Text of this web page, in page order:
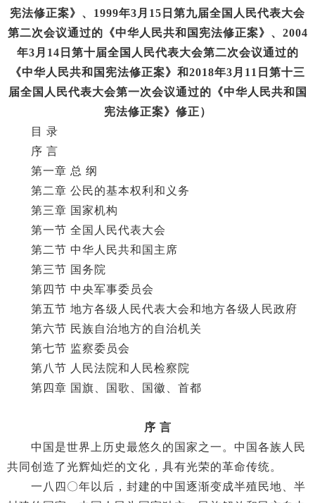
宪法修正案》、1999年3月15日第九届全国人民代表大会
第二次会议通过的《中华人民共和国宪法修正案》、2004
年3月14日第十届全国人民代表大会第二次会议通过的
《中华人民共和国宪法修正案》和2018年3月11日第十三
届全国人民代表大会第一次会议通过的《中华人民共和国
宪法修正案》修正）
目 录
序 言
第一章 总 纲
第二章 公民的基本权利和义务
第三章 国家机构
第一节 全国人民代表大会
第二节 中华人民共和国主席
第三节 国务院
第四节 中央军事委员会
第五节 地方各级人民代表大会和地方各级人民政府
第六节 民族自治地方的自治机关
第七节 监察委员会
第八节 人民法院和人民检察院
第四章 国旗、国歌、国徽、首都
序 言
中国是世界上历史最悠久的国家之一。中国各族人民
共同创造了光辉灿烂的文化，具有光荣的革命传统。
一八四〇年以后，封建的中国逐渐变成半殖民地、半